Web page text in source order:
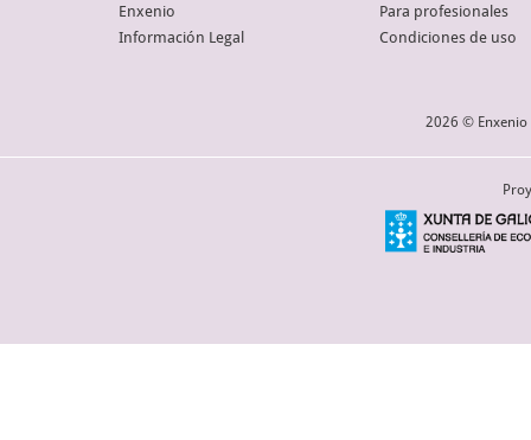
Enxenio
Información Legal
Para profesionales
Condiciones de uso
2026 © Enxenio